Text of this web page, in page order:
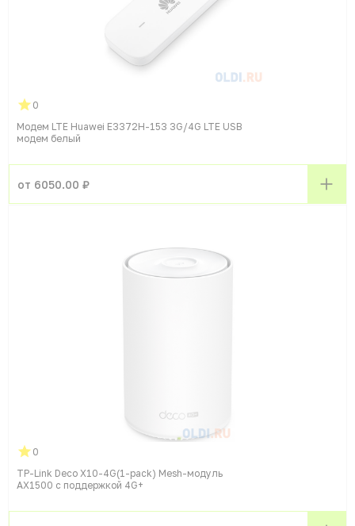
0
Модем LTE Huawei E3372H-153 3G/4G LTE USB
модем белый
от 6050.00 ₽
0
TP-Link Deco X10-4G(1-pack) Mesh-модуль
AX1500 с поддержкой 4G+